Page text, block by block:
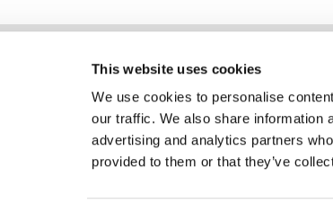
This website uses cookies
We use cookies to personalise
our traffic. We also share information
advertising and analytics partners
provided to them or that they’ve